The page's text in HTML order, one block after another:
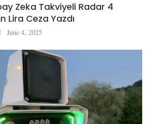
Zeka Takviyeli Radar 4
Lira Ceza Yazdı
June 4, 2025